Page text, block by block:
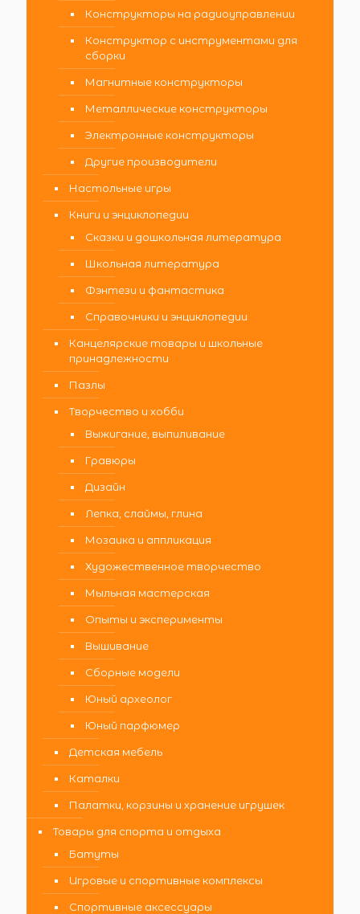
Конструкторы на радиоуправлении
Конструктор с инструментами для
сборки
Магнитные конструкторы
Металлические конструкторы
Электронные конструкторы
Другие производители
Настольные игры
Книги и энциклопедии
Сказки и дошкольная литература
Школьная литература
Фэнтези и фантастика
Справочники и энциклопедии
Канцелярские товары и школьные
принадлежности
Пазлы
Творчество и хобби
Выжигание, выпиливание
Гравюры
Дизайн
Лепка, слаймы, глина
Мозаика и аппликация
Художественное творчество
Мыльная мастерская
Опыты и эксперименты
Вышивание
Сборные модели
Юный археолог
Юный парфюмер
Детская мебель
Каталки
Палатки, корзины и хранение игрушек
Товары для спорта и отдыха
Батуты
Игровые и спортивные комплексы
Спортивные аксессуары